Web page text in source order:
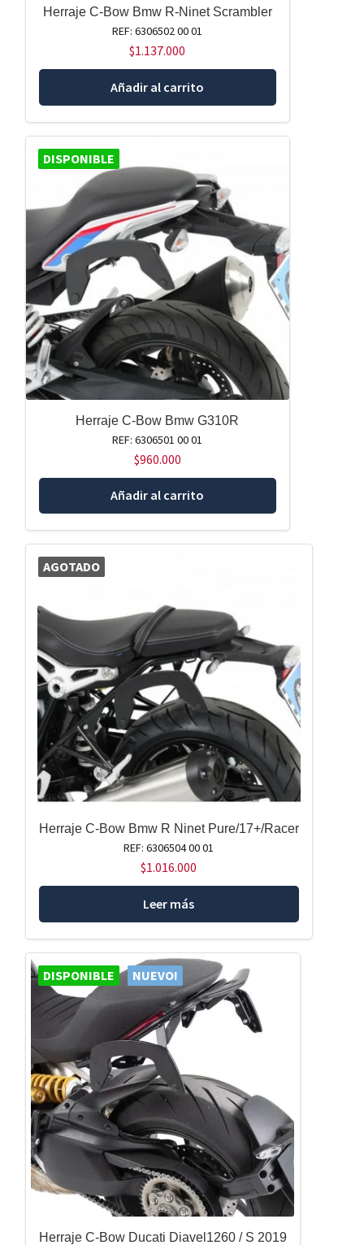
Herraje C-Bow Bmw R-Ninet Scrambler
REF: 6306502 00 01
$1.137.000
Añadir al carrito
DISPONIBLE
Herraje C-Bow Bmw G310R
REF: 6306501 00 01
$960.000
Añadir al carrito
AGOTADO
Herraje C-Bow Bmw R Ninet Pure/17+/Racer
REF: 6306504 00 01
$1.016.000
Leer más
DISPONIBLE NUEVO!
Herraje C-Bow Ducati Diavel1260 / S 2019